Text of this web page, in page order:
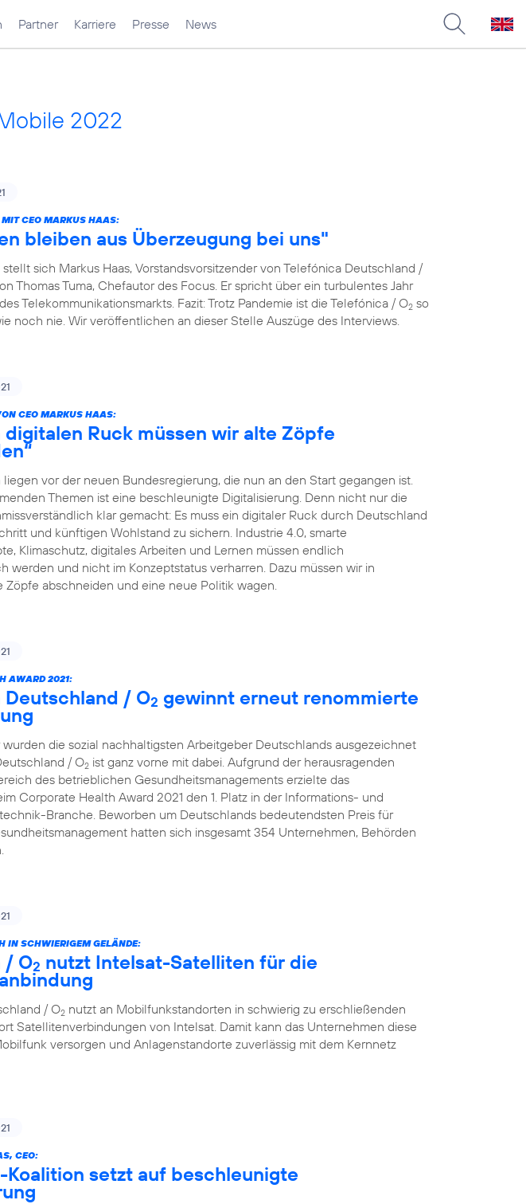
Partner Karriere Presse News
2022
CEO MARKUS HAAS:
bleiben aus Überzeugung bei uns"
sich Markus Haas, Vorstandsvorsitzender von Telefónica Deutschland /
Thomas Tuma, Chefautor des Focus. Er spricht über ein turbulentes Jahr
Telekommunikationsmarkts. Fazit: Trotz Pandemie ist die Telefónica / O2 so
noch nie. Wir veröffentlichen an dieser Stelle Auszüge des Interviews.
CEO MARKUS HAAS:
digitalen Ruck müssen wir alte Zöpfe
vor der neuen Bundesregierung, die nun an den Start gegangen ist.
Themen ist eine beschleunigte Digitalisierung. Denn nicht nur die
klar gemacht: Es muss ein digitaler Ruck durch Deutschland
und künftigen Wohlstand zu sichern. Industrie 4.0, smarte
Klimaschutz, digitales Arbeiten und Lernen müssen endlich
werden und nicht im Konzeptstatus verharren. Dazu müssen wir in
Zöpfe abschneiden und eine neue Politik wagen.
AWARD 2021:
Deutschland / O2 gewinnt erneut renommierte
wurden die sozial nachhaltigsten Arbeitgeber Deutschlands ausgezeichnet
/ O2 ist ganz vorne mit dabei. Aufgrund der herausragenden
des betrieblichen Gesundheitsmanagements erzielte das
Corporate Health Award 2021 den 1. Platz in der Informations- und
Branche. Beworben um Deutschlands bedeutendsten Preis für
hatten sich insgesamt 354 Unternehmen, Behörden
IN SCHWIERIGEM GELÄNDE:
/ O2 nutzt Intelsat-Satelliten für die
/ O2 nutzt an Mobilfunkstandorten in schwierig zu erschließenden
Satellitenverbindungen von Intelsat. Damit kann das Unternehmen diese
versorgen und Anlagenstandorte zuverlässig mit dem Kernnetz
CEO:
Koalition setzt auf beschleunigte